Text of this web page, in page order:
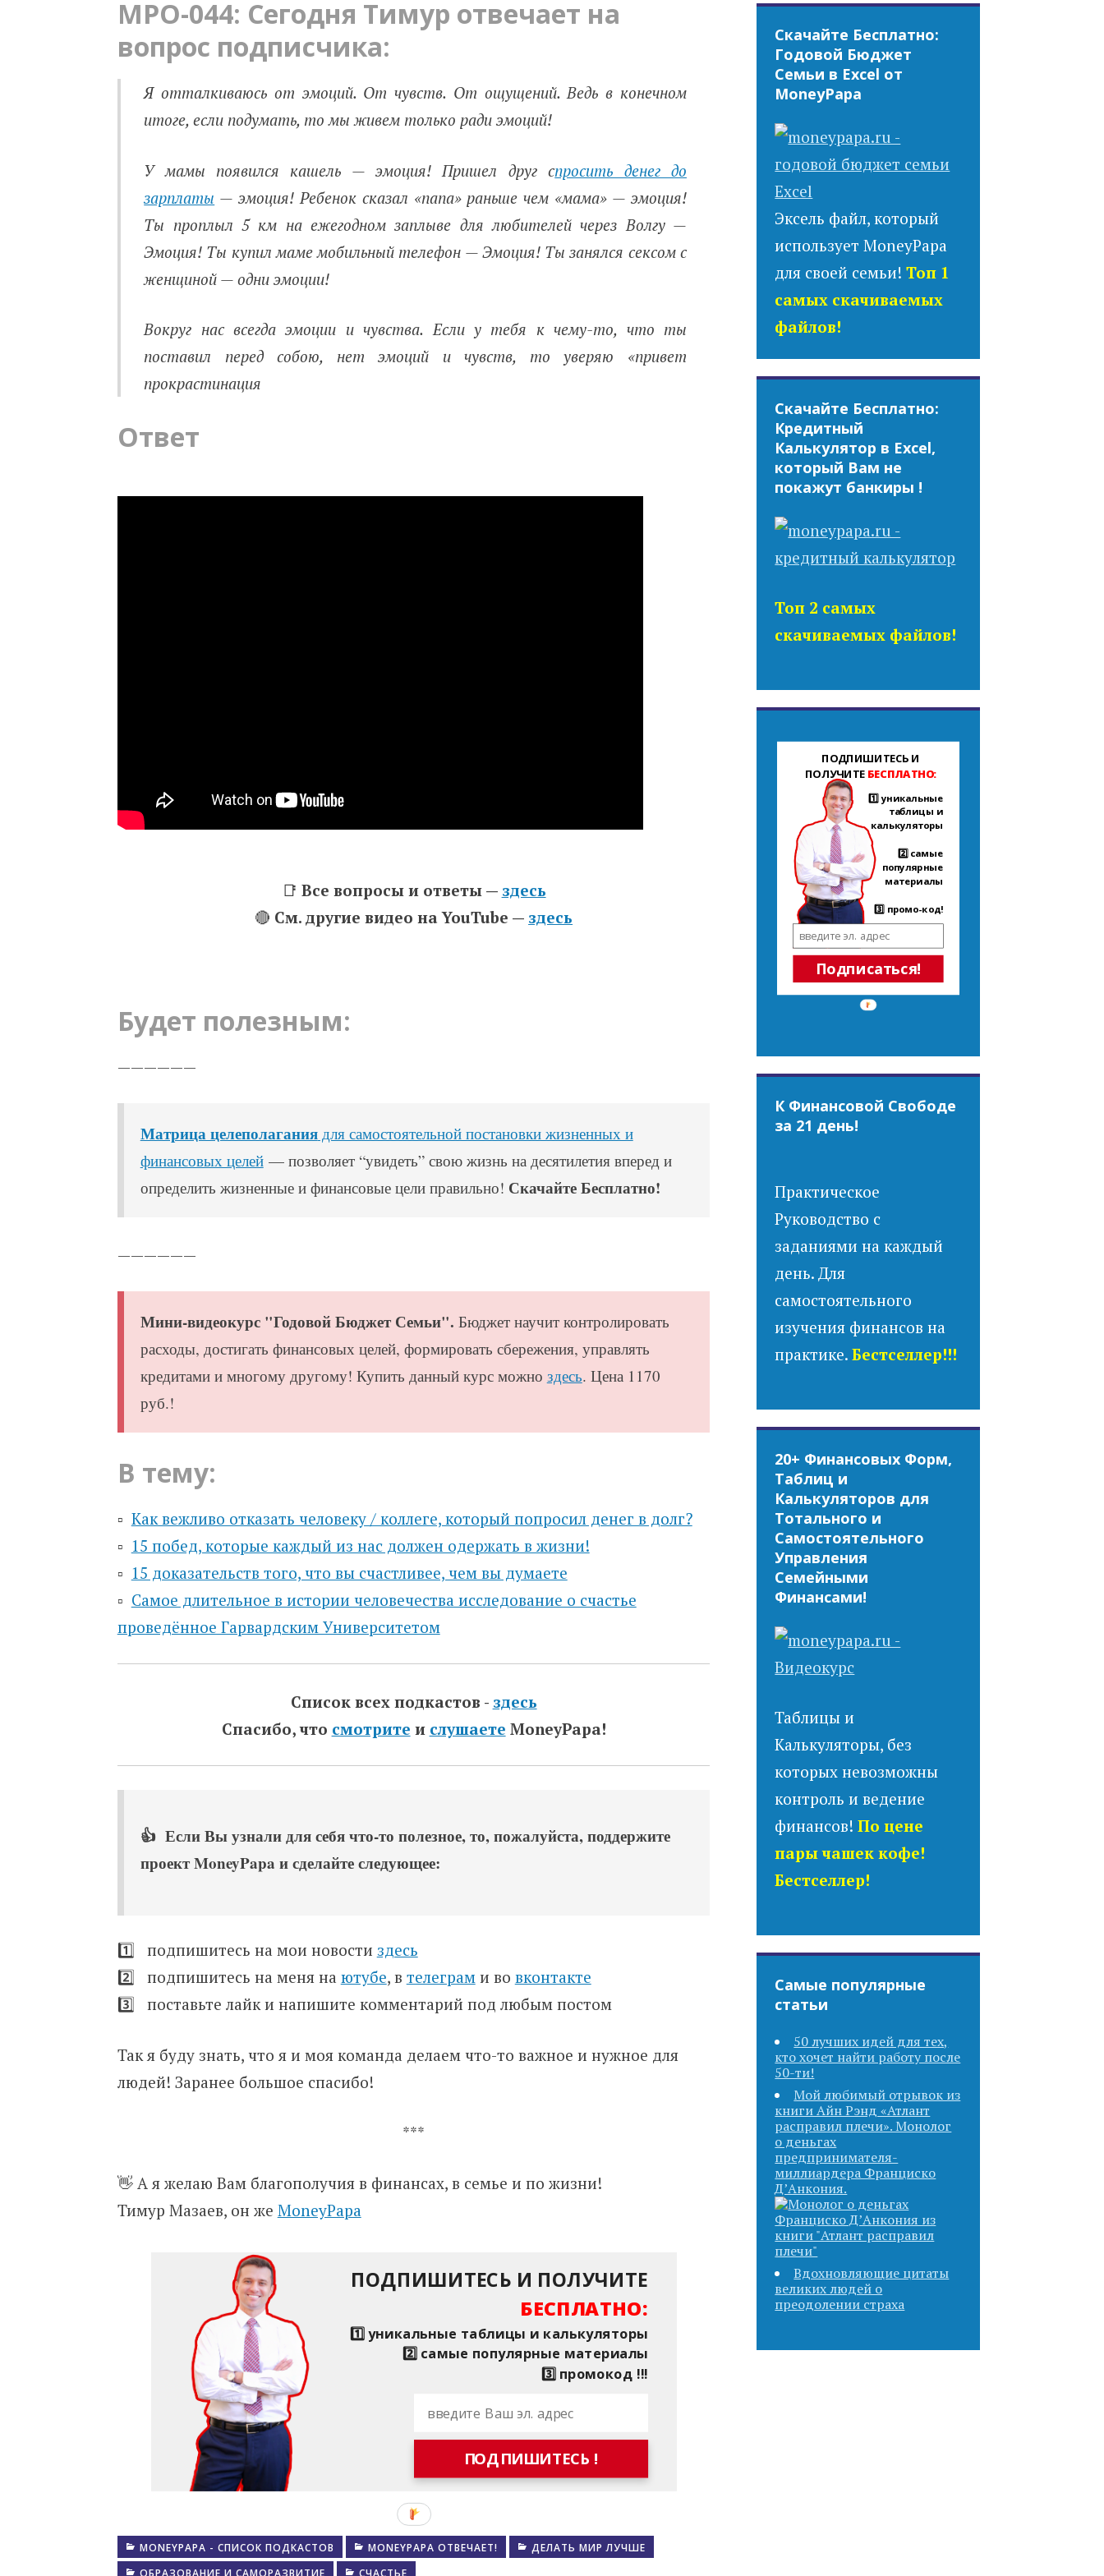
MPO-044: Сегодня Тимур отвечает на
вопрос подписчика:
Я отталкиваюсь от эмоций. От чувств. От ощущений. Ведь в конечном
итоге, если подумать, то мы живем только ради эмоций!
У мамы появился кашель — эмоция! Пришел друг спросить денег до
зарплаты — эмоция! Ребенок сказал «папа» раньше чем «мама» — эмоция!
Ты проплыл 5 км на ежегодном заплыве для любителей через Волгу —
Эмоция! Ты купил маме мобильный телефон — Эмоция! Ты занялся сексом с
женщиной — одни эмоции!
Вокруг нас всегда эмоции и чувства. Если у тебя к чему-то, что ты
поставил перед собою, нет эмоций и чувств, то уверяю «привет
прокрастинация
Ответ
📑 Все вопросы и ответы — здесь
🔴 См. другие видео на YouTube — здесь
Будет полезным:
——————
Матрица целеполаганиядля самостоятельной постановки жизненных и
финансовых целей— позволяет “увидеть” свою жизнь на десятилетия вперед и
определить жизненные и финансовые цели правильно! Скачайте Бесплатно!
——————
Мини-видеокурс "Годовой Бюджет Семьи". Бюджет научит контролировать
расходы, достигать финансовых целей, формировать сбережения, управлять
кредитами и многому другому! Купить данный курс можно здесь. Цена 1170
руб.!
В тему:
▫️ Как вежливо отказать человеку / коллеге, который попросил денег в долг?
▫️ 15 побед, которые каждый из нас должен одержать в жизни!
▫️ 15 доказательств того, что вы счастливее, чем вы думаете
▫️ Самое длительное в истории человечества исследование о счастье
проведённое Гарвардским Университетом
Список всех подкастов - здесь
Спасибо, что смотрите и слушаете MoneyPapa!
👍 Если Вы узнали для себя что-то полезное, то, пожалуйста, поддержите
проект MoneyPapa и сделайте следующее:
1️⃣ подпишитесь на мои новости здесь
2️⃣ подпишитесь на меня на ютубе, в телеграми во вконтакте
3️⃣ поставьте лайк и напишите комментарий под любым постом
Так я буду знать, что я и моя команда делаем что-то важное и нужное для
людей! Заранее большое спасибо!
***
👋 А я желаю Вам благополучия в финансах, в семье и по жизни!
Тимур Мазаев, он же MoneyPapa
ПОДПИШИТЕСЬ !
ПОДПИШИТЕСЬ И ПОЛУЧИТЕ
БЕСПЛАТНО:
1️⃣ уникальные таблицы и калькуляторы
2️⃣ самые популярные материалы
3️⃣ промокод !!!
MONEYPAPA - СПИСОК ПОДКАСТОВ MONEYPAPA ОТВЕЧАЕТ!
ДЕЛАТЬ МИР ЛУЧШЕ
Скачайте Бесплатно:
Годовой Бюджет
Семьи в Excel от
MoneyPapa
Эксель файл, который
использует MoneyPapa
для своей семьи!Топ 1
самых скачиваемых
файлов!
Скачайте Бесплатно:
Кредитный
Калькулятор в Excel,
который Вам не
покажут банкиры !
Топ 2 самых
скачиваемых файлов!
Подписаться!
ПОДПИШИТЕСЬ И
ПОЛУЧИТЕ БЕСПЛАТНО:
1️⃣ уникальные
таблицы и
калькуляторы
2️⃣ самые
популярные
материалы
3️⃣ промо-код!
К Финансовой Свободе
за 21 день!
Практическое
Руководство с
заданиями на каждый
день. Для
самостоятельного
изучения финансов на
практике.Бестселлер!!!
20+ Финансовых Форм,
Таблиц и
Калькуляторов для
Тотального и
Самостоятельного
Управления
Семейными
Финансами!
Таблицы и
Калькуляторы, без
которых невозможны
контроль и ведение
финансов!По цене
пары чашек кофе!
Бестселлер!
Самые популярные
статьи
50 лучших идей для тех,
кто хочет найти работу после
50-ти!
Мой любимый отрывок из
книги Айн Рэнд «Атлант
расправил плечи». Монолог
о деньгах
предпринимателя-
миллиардера Франциско
Д’Анкония.
Вдохновляющие цитаты
великих людей о
преодолении страха